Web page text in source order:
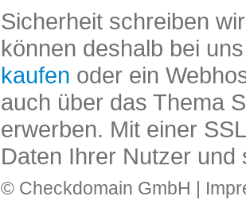
Sicherheit schreiben
können deshalb bei
kaufen oder ein
auch über das Thema
erwerben. Mit einer
Daten Ihrer Nutzer und
© Checkdomain GmbH |